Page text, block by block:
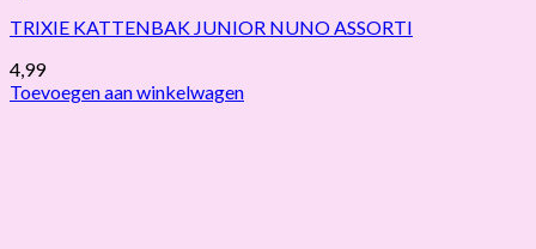
TRIXIE KATTENBAK JUNIOR NUNO ASSORTI
4,99
Toevoegen aan winkelwagen